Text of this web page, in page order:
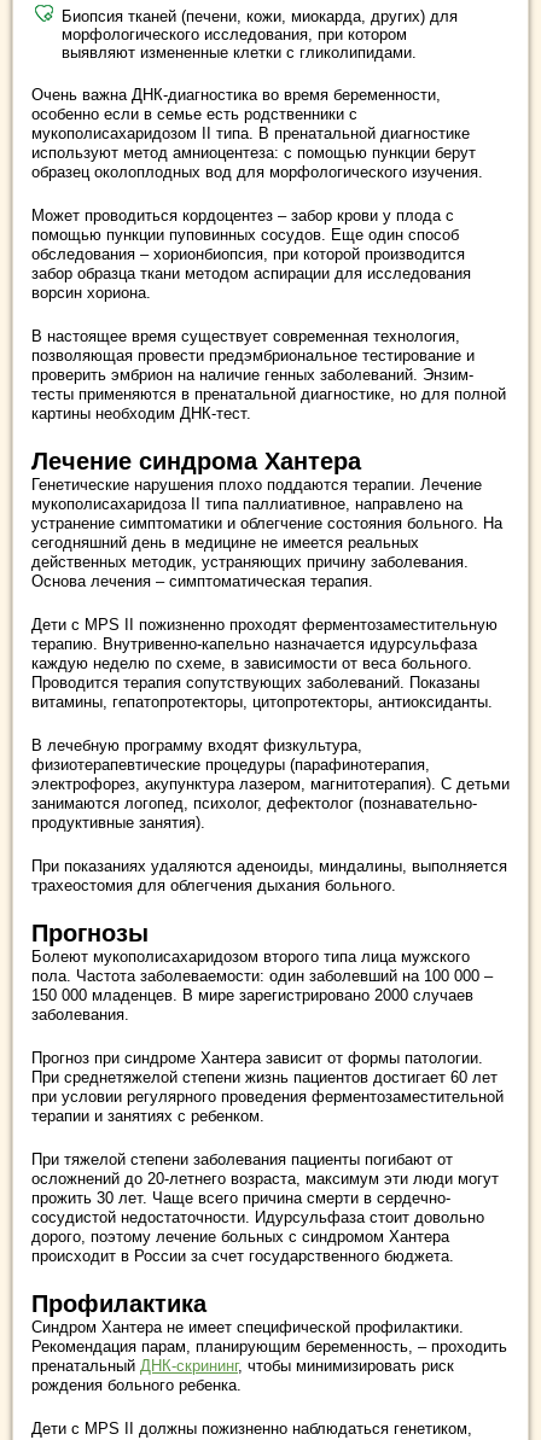
Биопсия тканей (печени, кожи, миокарда, других) для
морфологического исследования, при котором
выявляют измененные клетки с гликолипидами.
Очень важна ДНК-диагностика во время беременности,
особенно если в семье есть родственники с
мукополисахаридозом II типа. В пренатальной диагностике
используют метод амниоцентеза: с помощью пункции берут
образец околоплодных вод для морфологического изучения.
Может проводиться кордоцентез – забор крови у плода с
помощью пункции пуповинных сосудов. Еще один способ
обследования – хорионбиопсия, при которой производится
забор образца ткани методом аспирации для исследования
ворсин хориона.
В настоящее время существует современная технология,
позволяющая провести предэмбриональное тестирование и
проверить эмбрион на наличие генных заболеваний. Энзим-
тесты применяются в пренатальной диагностике, но для полной
картины необходим ДНК-тест.
Лечение синдрома Хантера
Генетические нарушения плохо поддаются терапии. Лечение
мукополисахаридоза II типа паллиативное, направлено на
устранение симптоматики и облегчение состояния больного. На
сегодняшний день в медицине не имеется реальных
действенных методик, устраняющих причину заболевания.
Основа лечения – симптоматическая терапия.
Дети с MPS II пожизненно проходят ферментозаместительную
терапию. Внутривенно-капельно назначается идурсульфаза
каждую неделю по схеме, в зависимости от веса больного.
Проводится терапия сопутствующих заболеваний. Показаны
витамины, гепатопротекторы, цитопротекторы, антиоксиданты.
В лечебную программу входят физкультура,
физиотерапевтические процедуры (парафинотерапия,
электрофорез, акупунктура лазером, магнитотерапия). С детьми
занимаются логопед, психолог, дефектолог (познавательно-
продуктивные занятия).
При показаниях удаляются аденоиды, миндалины, выполняется
трахеостомия для облегчения дыхания больного.
Прогнозы
Болеют мукополисахаридозом второго типа лица мужского
пола. Частота заболеваемости: один заболевший на 100 000 –
150 000 младенцев. В мире зарегистрировано 2000 случаев
заболевания.
Прогноз при синдроме Хантера зависит от формы патологии.
При среднетяжелой степени жизнь пациентов достигает 60 лет
при условии регулярного проведения ферментозаместительной
терапии и занятиях с ребенком.
При тяжелой степени заболевания пациенты погибают от
осложнений до 20-летнего возраста, максимум эти люди могут
прожить 30 лет. Чаще всего причина смерти в сердечно-
сосудистой недостаточности. Идурсульфаза стоит довольно
дорого, поэтому лечение больных с синдромом Хантера
происходит в России за счет государственного бюджета.
Профилактика
Синдром Хантера не имеет специфической профилактики.
Рекомендация парам, планирующим беременность, – проходить
пренатальный ДНК-скрининг, чтобы минимизировать риск
рождения больного ребенка.
Дети с MPS II должны пожизненно наблюдаться генетиком,